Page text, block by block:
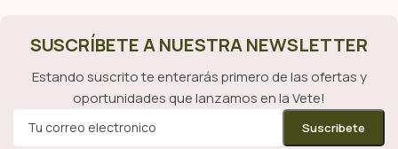
SUSCRÍBETE A NUESTRA NEWSLETTER
Estando suscrito te enterarás primero de las ofertas y
oportunidades que lanzamos en la Vete!